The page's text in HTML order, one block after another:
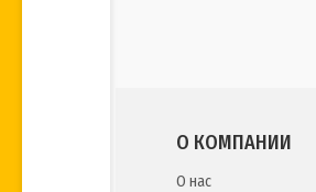
О КОМПАНИИ
О нас